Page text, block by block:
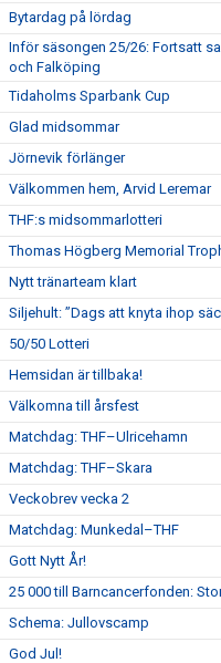
Bytardag på lördag
Inför säsongen 25/26: Fortsatt
och Falköping
Tidaholms Sparbank Cup
Glad midsommar
Jörnevik förlänger
Välkommen hem, Arvid Leremar
THF:s midsommarlotteri
Thomas Högberg Memorial
Nytt tränarteam klart
Siljehult: ”Dags att knyta ihop
50/50 Lotteri
Hemsidan är tillbaka!
Välkomna till årsfest
Matchdag: THF–Ulricehamn
Matchdag: THF–Skara
Veckobrev vecka 2
Matchdag: Munkedal–THF
Gott Nytt År!
25 000 till Barncancerfonden:
Schema: Jullovscamp
God Jul!